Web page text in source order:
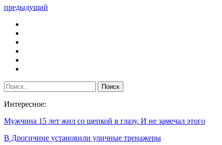
предыдущий
Интересное:
Мужчина 15 лет жил со щепкой в глазу. И не замечал этого
В Дрогичине установили уличные тренажеры